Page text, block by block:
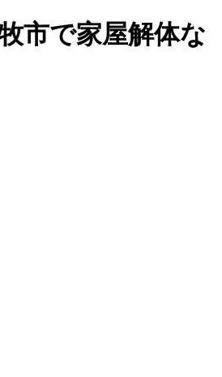
市で家屋解体な